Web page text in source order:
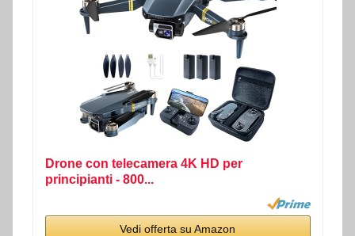
Drone con telecamera 4K HD per
principianti - 800...
Vedi offerta su Amazon